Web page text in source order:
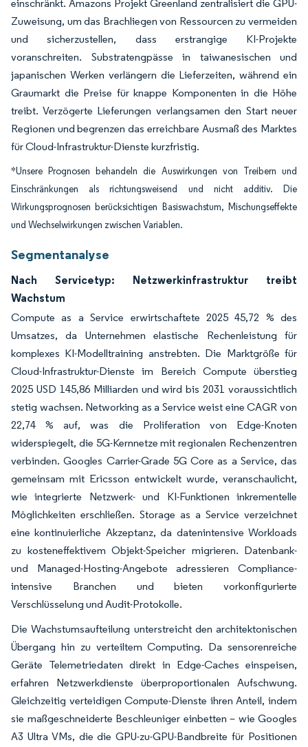
einschränkt. Amazons Projekt Greenland zentralisiert die GPU-
Zuweisung, um das Brachliegen von Ressourcen zu vermeiden
und sicherzustellen, dass erstrangige KI-Projekte
voranschreiten. Substratengpässe in taiwanesischen und
japanischen Werken verlängern die Lieferzeiten, während ein
Graumarkt die Preise für knappe Komponenten in die Höhe
treibt. Verzögerte Lieferungen verlangsamen den Start neuer
Regionen und begrenzen das erreichbare Ausmaß des Marktes
für Cloud-Infrastruktur-Dienste kurzfristig.
*Unsere Prognosen behandeln die Auswirkungen von Treibern und
Einschränkungen als richtungsweisend und nicht additiv. Die
Wirkungsprognosen berücksichtigen Basiswachstum, Mischungseffekte
und Wechselwirkungen zwischen Variablen.
Segmentanalyse
Nach Servicetyp: Netzwerkinfrastruktur treibt
Wachstum
Compute as a Service erwirtschaftete 2025 45,72 % des
Umsatzes, da Unternehmen elastische Rechenleistung für
komplexes KI-Modelltraining anstrebten. Die Marktgröße für
Cloud-Infrastruktur-Dienste im Bereich Compute überstieg
2025 USD 145,86 Milliarden und wird bis 2031 voraussichtlich
stetig wachsen. Networking as a Service weist eine CAGR von
22,74 % auf, was die Proliferation von Edge-Knoten
widerspiegelt, die 5G-Kernnetze mit regionalen Rechenzentren
verbinden. Googles Carrier-Grade 5G Core as a Service, das
gemeinsam mit Ericsson entwickelt wurde, veranschaulicht,
wie integrierte Netzwerk- und KI-Funktionen inkrementelle
Möglichkeiten erschließen. Storage as a Service verzeichnet
eine kontinuierliche Akzeptanz, da datenintensive Workloads
zu kosteneffektivem Objekt-Speicher migrieren. Datenbank-
und Managed-Hosting-Angebote adressieren Compliance-
intensive Branchen und bieten vorkonfigurierte
Verschlüsselung und Audit-Protokolle.
Die Wachstumsaufteilung unterstreicht den architektonischen
Übergang hin zu verteiltem Computing. Da sensorenreiche
Geräte Telemetriedaten direkt in Edge-Caches einspeisen,
erfahren Netzwerkdienste überproportionalen Aufschwung.
Gleichzeitig verteidigen Compute-Dienste ihren Anteil, indem
sie maßgeschneiderte Beschleuniger einbetten – wie Googles
A3 Ultra VMs, die die GPU-zu-GPU-Bandbreite für Positionen